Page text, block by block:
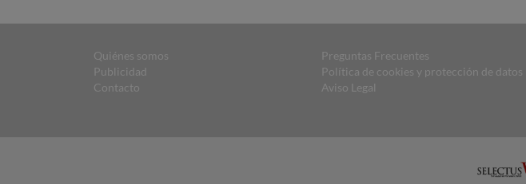
Quiénes somos
Publicidad
Contacto
Preguntas Frecuentes
Política de cookies y protección de datos
Aviso Legal